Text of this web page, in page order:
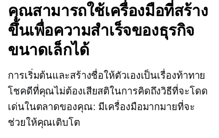
คุณสามารถใช้เครื่องมือที่สร้าง
ขึ้นเพื่อความสำเร็จของธุรกิจ
ขนาดเล็กได้
การเริ่มต้นและสร้างชื่อให้ตัวเองเป็นเรื่องท้าทาย
โชคดีที่คุณไม่ต้องเสียสติในการคิดถึงวิธีที่จะโดด
เด่นในตลาดของคุณ: มีเครื่องมือมากมายที่จะ
ช่วยให้คุณเติบโต